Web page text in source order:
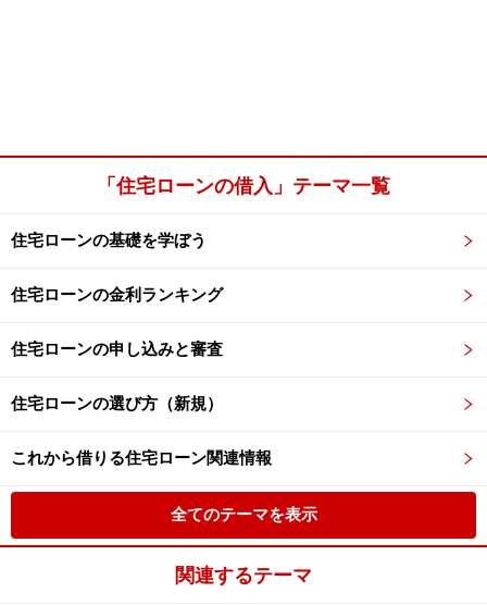
「住宅ローンの借入」テーマ一覧
住宅ローンの基礎を学ぼう
住宅ローンの金利ランキング
住宅ローンの申し込みと審査
住宅ローンの選び方（新規）
これから借りる住宅ローン関連情報
全てのテーマを表示
関連するテーマ